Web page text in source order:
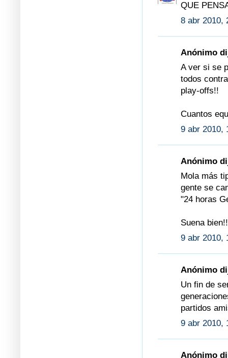
QUE
8 abr 2010,
Anónimo
A ver si se
todos
play-offs!!
Cuantos
9 abr 2010,
Anónimo
Mola más
gente se
"24 horas
Suena
9 abr 2010,
Anónimo
Un fin de
partidos
9 abr 2010,
Anónimo